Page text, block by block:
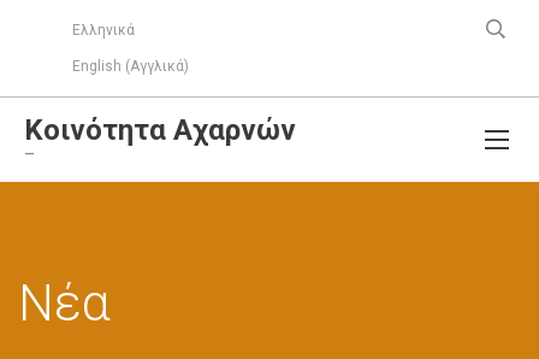
Ελληνικά
English (Αγγλικά)
Κοινότητα Αχαρνών
–
Νέα